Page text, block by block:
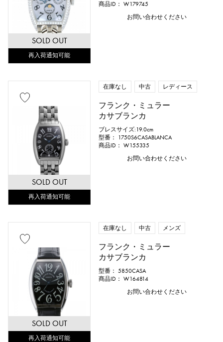
SOLD OUT
再入荷通知可能
商品ID： W179745
お問い合わせください
SOLD OUT
再入荷通知可能
在庫なし 中古 レディース
フランク・ミュラー
カサブランカ
ブレスサイズ:19.0cm
型番： 1750S6CASABLANCA
商品ID： W155335
お問い合わせください
SOLD OUT
再入荷通知可能
在庫なし 中古 メンズ
フランク・ミュラー
カサブランカ
型番： 5850CASA
商品ID： W164814
お問い合わせください